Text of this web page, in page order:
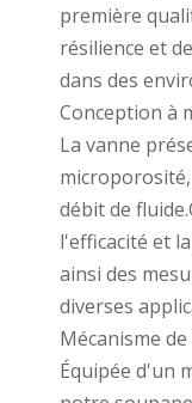
première
résilience et
dans des
Conception à
La vanne
débit de
l'efficacité et
ainsi des
diverses
Mécanisme
Équipée d'un